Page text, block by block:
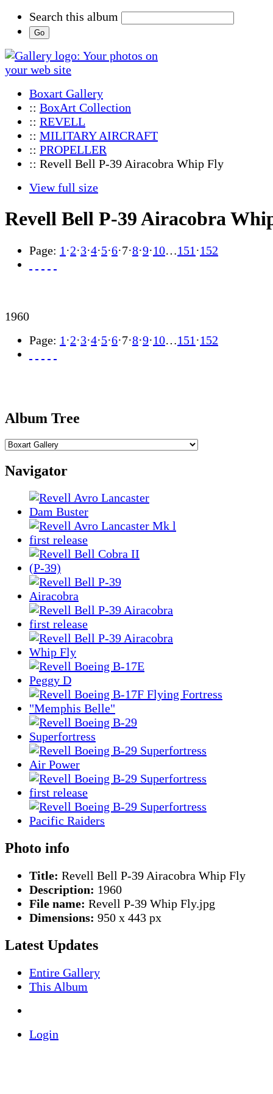
Search this album
Boxart Gallery
:: BoxArt Collection
:: REVELL
:: MILITARY AIRCRAFT
:: PROPELLER
:: Revell Bell P-39 Airacobra Whip Fly
View full size
Revell Bell P-39 Airacobra
Page: 1 ·2·3·4·5·6·7·8·9·10…151 ·152
1960
Page: 1 ·2·3·4·5·6·7·8·9·10…151 ·152
Album Tree
Navigator
Photo info
Title: Revell Bell P-39 Airacobra Whip Fly
Description: 1960
File name: Revell P-39 Whip Fly.jpg
Dimensions: 950 x 443 px
Latest Updates
Entire Gallery
This Album
Login